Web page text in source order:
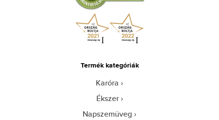
Termék kategóriák
Karóra
Ékszer
Napszemüveg